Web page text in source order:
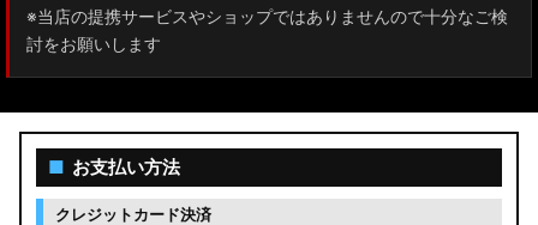
※当店の提携サービスやショップではありませんので十分なご検
討をお願いします
■ お支払い方法
クレジットカード決済